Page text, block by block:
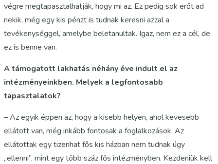
végre megtapasztalhatják, hogy mi az. Ez pedig sok erőt ad
nekik, még egy kis pénzt is tudnak keresni azzal a
tevékenységgel, amelybe beletanultak. Igaz, nem ez a cél, de
ez is benne van.
A támogatott lakhatás néhány éve indult el az
intézményeinkben. Melyek a legfontosabb
tapasztalatok?
– Az egyik éppen az, hogy a kisebb helyen, ahol kevesebb
ellátott van, még inkább fontosak a foglalkozások. Az
ellátottak egy tizenhat fős kis házban nem tudnak úgy
„ellenni”, mint egy több száz fős intézményben. Kezdeniük kell